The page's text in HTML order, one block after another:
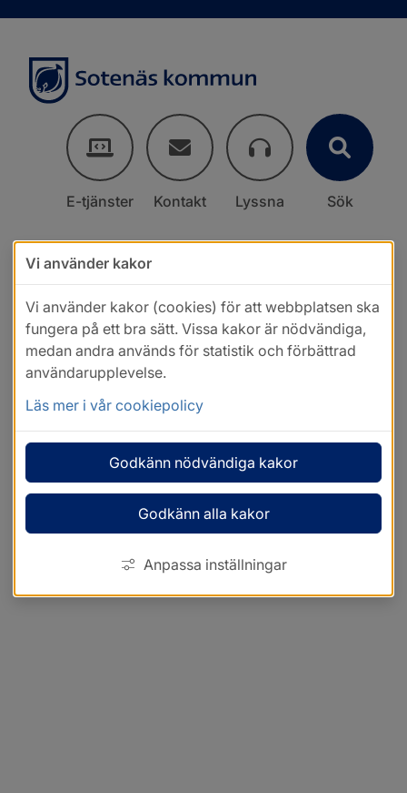
E-tjänster Kontakt Lyssna Sök
Vi använder kakor
Vi använder kakor (cookies) för att webbplatsen ska
fungera på ett bra sätt. Vissa kakor är nödvändiga,
medan andra används för statistik och förbättrad
användarupplevelse.
Läs mer i vår cookiepolicy
Godkänn nödvändiga kakor
Godkänn alla kakor
Anpassa inställningar